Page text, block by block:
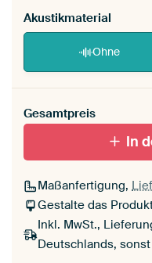
Akustikmaterial
Ohne
Gesamtpreis
In
Maßanfertigung,
Gestalte das
Inkl. MwSt.,
Deutschlands, sonst